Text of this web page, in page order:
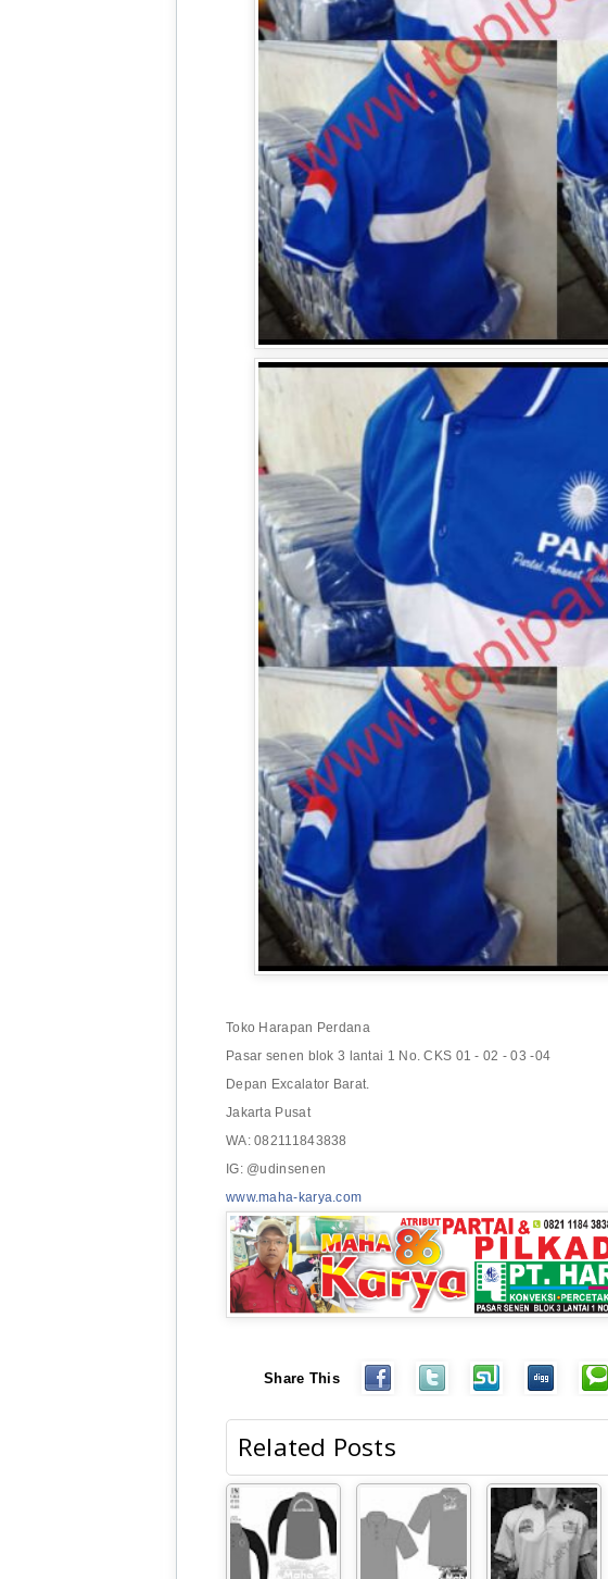
Toko Harapan Perdana
Pasar senen blok 3 lantai 1 No. CKS 01 - 02 - 03 -04
Depan Excalator Barat.
Jakarta Pusat
WA: 082111843838
IG: @udinsenen
www.maha-karya.com
Share This
Related Posts